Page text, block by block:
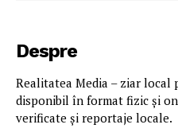
Despre
Realitatea Media – ziar
disponibil în format fizic și
verificate și reportaje locale.